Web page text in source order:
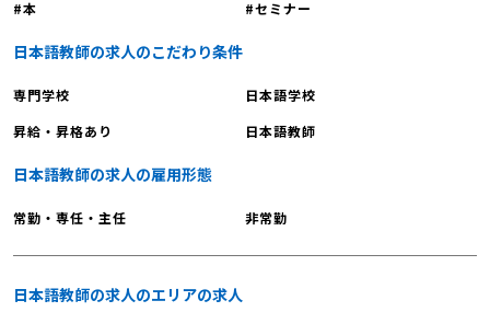
本
セミナー
日本語教師の求人のこだわり条件
専門学校
日本語学校
昇給・昇格あり
日本語教師
日本語教師の求人の雇用形態
常勤・専任・主任 非常勤
日本語教師の求人のエリアの求人